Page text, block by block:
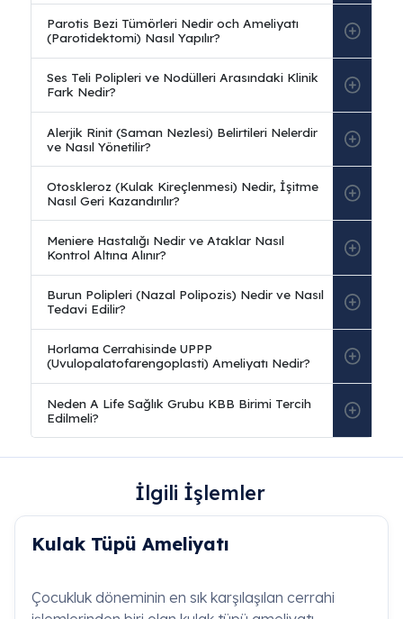
İlgili İşlemler
Kulak Tüpü Ameliyatı
Çocukluk döneminin en sık karşılaşılan cerrahi